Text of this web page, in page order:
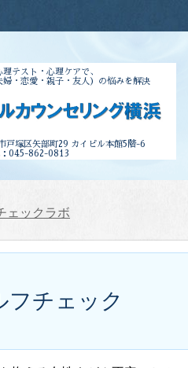
テスト・心理ケアで、
婦・恋愛・親子・友人）の悩みを解決
戸塚区矢部町29 カイビル本館5階-6
045-862-0813
ェックラボ
フチェック